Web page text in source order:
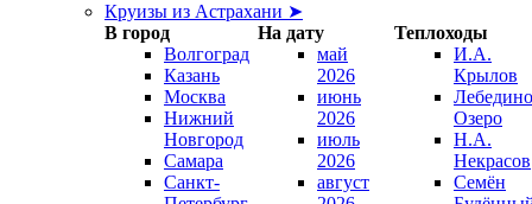
Круизы из Астрахани ➤
В город
На дату
Теплоходы
Волгоград
Казань
Москва
Нижний
Новгород
Самара
Санкт-
май
2026
июнь
2026
июль
2026
август
И.А.
Крылов
Озеро
Н.А.
Некрасов
Семён